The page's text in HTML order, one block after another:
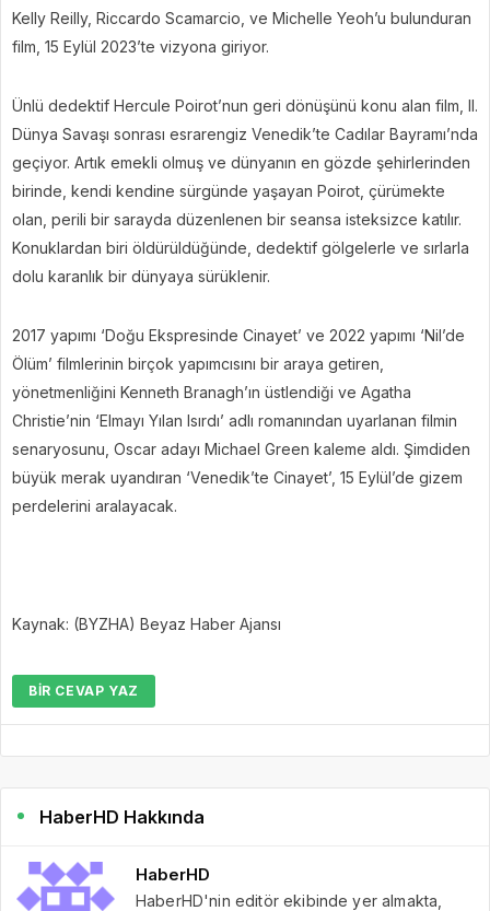
Kelly Reilly, Riccardo Scamarcio, ve Michelle Yeoh’u bulunduran
film, 15 Eylül 2023’te vizyona giriyor.
Ünlü dedektif Hercule Poirot’nun geri dönüşünü konu alan film, II.
Dünya Savaşı sonrası esrarengiz Venedik’te Cadılar Bayramı’nda
geçiyor. Artık emekli olmuş ve dünyanın en gözde şehirlerinden
birinde, kendi kendine sürgünde yaşayan Poirot, çürümekte
olan, perili bir sarayda düzenlenen bir seansa isteksizce katılır.
Konuklardan biri öldürüldüğünde, dedektif gölgelerle ve sırlarla
dolu karanlık bir dünyaya sürüklenir.
2017 yapımı ‘Doğu Ekspresinde Cinayet’ ve 2022 yapımı ‘Nil’de
Ölüm’ filmlerinin birçok yapımcısını bir araya getiren,
yönetmenliğini Kenneth Branagh’ın üstlendiği ve Agatha
Christie’nin ‘Elmayı Yılan Isırdı’ adlı romanından uyarlanan filmin
senaryosunu, Oscar adayı Michael Green kaleme aldı. Şimdiden
büyük merak uyandıran ‘Venedik’te Cinayet’, 15 Eylül’de gizem
perdelerini aralayacak.
Kaynak: (BYZHA) Beyaz Haber Ajansı
BIR CEVAP YAZ
HaberHD Hakkında
HaberHD
HaberHD'nin editör ekibinde yer almakta,